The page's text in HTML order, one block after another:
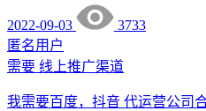
2022-09-03
3733
匿名用户
需要 线上推广渠道
我需要百度，抖音 代运营公司